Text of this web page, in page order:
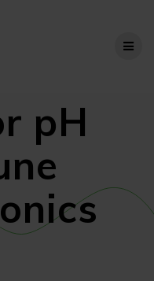
pH